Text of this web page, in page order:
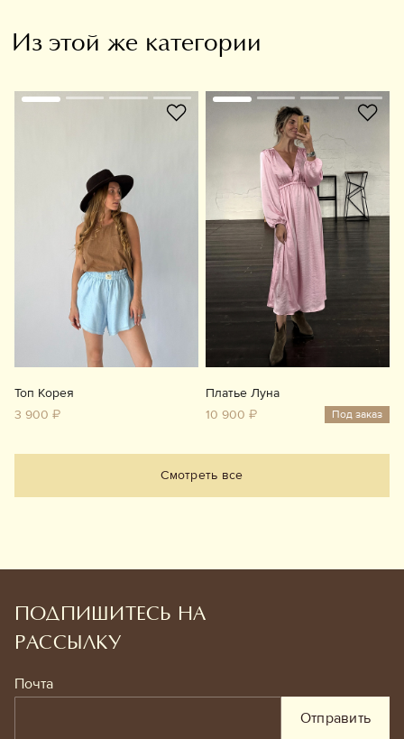
Из этой же категории
Топ Корея
3 900 ₽
Платье Луна
10 900 ₽
Под заказ
Смотреть все
ПОДПИШИТЕСЬ НА
РАССЫЛКУ
Почта
Отправить